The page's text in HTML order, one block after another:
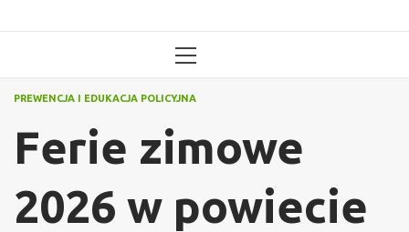
MENU
PREWENCJA I EDUKACJA POLICYJNA
Ferie zimowe
2026 w powiecie